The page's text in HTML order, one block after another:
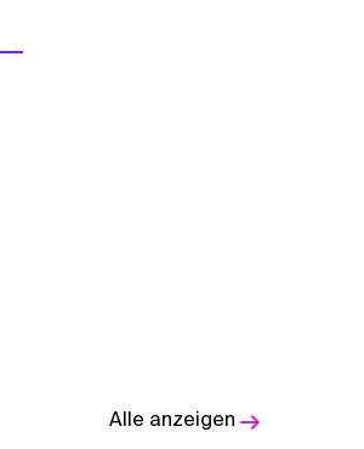
Alle anzeigen